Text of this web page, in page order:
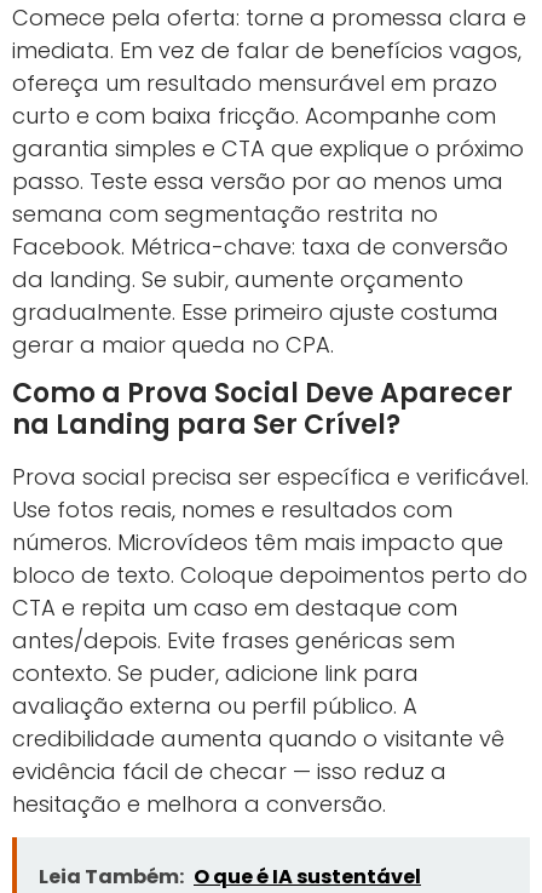
Comece pela oferta: torne a promessa clara e
imediata. Em vez de falar de benefícios vagos,
ofereça um resultado mensurável em prazo
curto e com baixa fricção. Acompanhe com
garantia simples e CTA que explique o próximo
passo. Teste essa versão por ao menos uma
semana com segmentação restrita no
Facebook. Métrica-chave: taxa de conversão
da landing. Se subir, aumente orçamento
gradualmente. Esse primeiro ajuste costuma
gerar a maior queda no CPA.
Como a Prova Social Deve Aparecer
na Landing para Ser Crível?
Prova social precisa ser específica e verificável.
Use fotos reais, nomes e resultados com
números. Microvídeos têm mais impacto que
bloco de texto. Coloque depoimentos perto do
CTA e repita um caso em destaque com
antes/depois. Evite frases genéricas sem
contexto. Se puder, adicione link para
avaliação externa ou perfil público. A
credibilidade aumenta quando o visitante vê
evidência fácil de checar — isso reduz a
hesitação e melhora a conversão.
Leia Também: O que é IA sustentável